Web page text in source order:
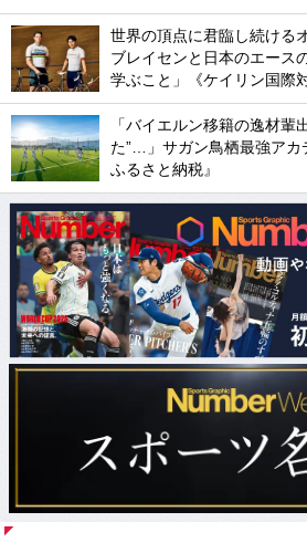
世界の頂点に君臨し続ける
ブレイセンと日本のエース
学ぶこと」《ケイリン国際
「バイエルン移籍の逸材輩
た”…」サガン鳥栖最強アカ
ふるさと納税』